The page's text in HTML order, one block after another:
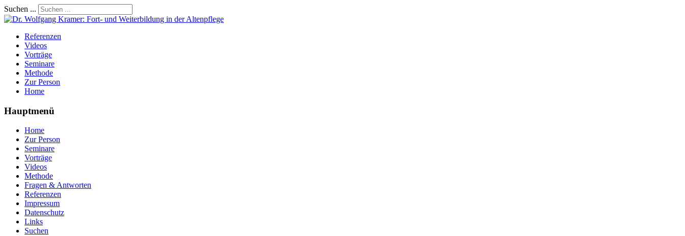
Suchen ...
Referenzen
Videos
Vorträge
Seminare
Methode
Zur Person
Home
Hauptmenü
Home
Zur Person
Seminare
Vorträge
Videos
Methode
Fragen & Antworten
Referenzen
Impressum
Datenschutz
Links
Suchen